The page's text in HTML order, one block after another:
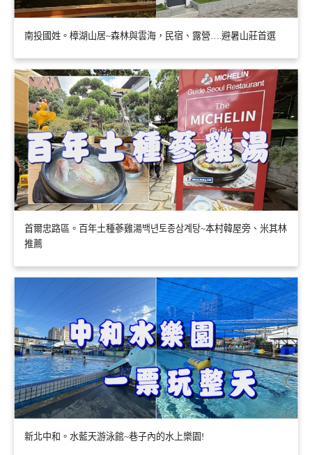
南投國姓。樟湖山居~森林與雲海，民宿、露營….避暑山莊首選
首爾忠路區。百年土種蔘雞湯백년토종삼계탕~本村韓屋旁、米其林
推薦
新北中和。水藍天游泳館~巷子內的水上樂園!